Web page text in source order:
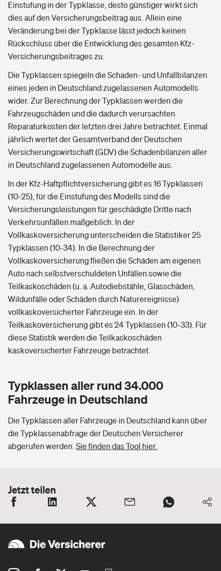
Einstufung in der Typklasse, desto günstiger wirkt sich
dies auf den Versicherungsbeitrag aus. Allein eine
Veränderung bei der Typklasse lässt jedoch keinen
Rückschluss über die Entwicklung des gesamten Kfz-
Versicherungsbeitrages zu.
Die Typklassen spiegeln die Schaden- und Unfallbilanzen
eines jeden in Deutschland zugelassenen Automodells
wider. Zur Berechnung der Typklassen werden die
Fahrzeugschäden und die dadurch verursachten
Reparaturkosten der letzten drei Jahre betrachtet. Einmal
jährlich wertet der Gesamtverband der Deutschen
Versicherungswirtschaft (GDV) die Schadenbilanzen aller
in Deutschland zugelassenen Automodelle aus.
In der Kfz-Haftpflichtversicherung gibt es 16 Typklassen
(10-25), für die Einstufung des Modells sind die
Versicherungsleistungen für geschädigte Dritte nach
Verkehrsunfällen maßgeblich. In der
Vollkaskoversicherung unterscheiden die Statistiker 25
Typklassen (10-34). In die Berechnung der
Vollkaskoversicherung fließen die Schäden am eigenen
Auto nach selbstverschuldeten Unfällen sowie die
Teilkaskoschäden (u. a. Autodiebstähle, Glasschäden,
Wildunfälle oder Schäden durch Naturereignisse)
vollkaskoversicherter Fahrzeuge ein. In der
Teilkaskoversicherung gibt es 24 Typklassen (10-33). Für
diese Statistik werden die Teilkaskoschäden
kaskoversicherter Fahrzeuge betrachtet.
Typklassen aller rund 34.000
Fahrzeuge in Deutschland
Die Typklassen aller Fahrzeuge in Deutschland kann über
die Typklassenabfrage der Deutschen Versicherer
abgerufen werden. Sie finden das Tool hier.
Jetzt teilen